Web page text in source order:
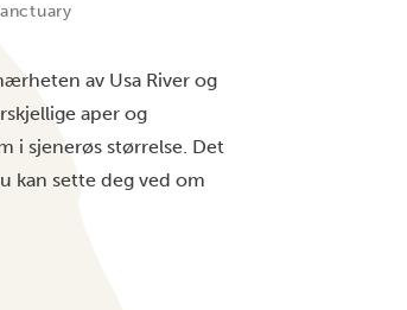
av Usa River og
aper og
i sjenerøs størrelse. Det
kan sette deg ved om